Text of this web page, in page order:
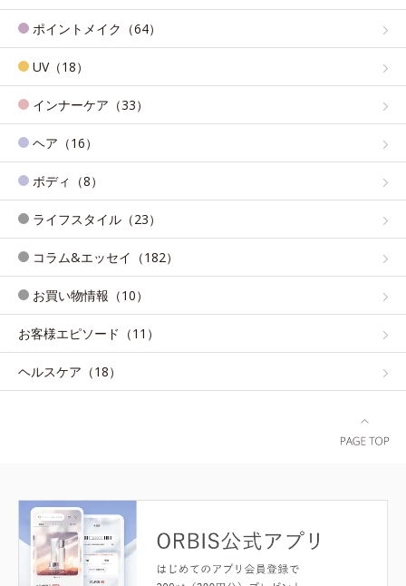
ポイントメイク（64）
UV（18）
インナーケア（33）
ヘア（16）
ボディ（8）
ライフスタイル（23）
コラム&エッセイ（182）
お買い物情報（10）
お客様エピソード（11）
ヘルスケア（18）